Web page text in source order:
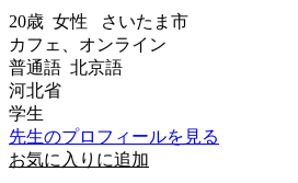
20歳 女性 さいたま市
カフェ、オンライン
普通語 北京語
河北省
学生
先生のプロフィールを見る
お気に入りに追加